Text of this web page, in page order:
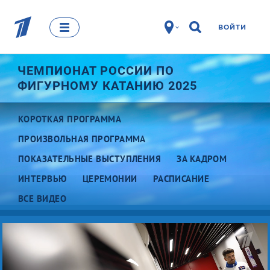
ВОЙТИ
ЧЕМПИОНАТ РОССИИ ПО
ФИГУРНОМУ КАТАНИЮ 2025
КОРОТКАЯ ПРОГРАММА
ПРОИЗВОЛЬНАЯ ПРОГРАММА
ПОКАЗАТЕЛЬНЫЕ ВЫСТУПЛЕНИЯ
ЗА КАДРОМ
ИНТЕРВЬЮ
ЦЕРЕМОНИИ
РАСПИСАНИЕ
ВСЕ ВИДЕО